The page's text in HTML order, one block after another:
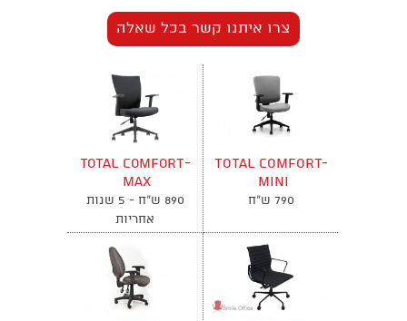
צרו איתנו קשר בכל שאלה
TOTAL COMFORT-
MINI
כסא מחשב
790 ש"ח
Total Comfort-
Max
כסא מחשב
אורטופדי
890 ש"ח - 5 שנות
אחריות